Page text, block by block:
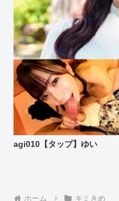
agi010【タップ】ゆい
ホーム キミきめ